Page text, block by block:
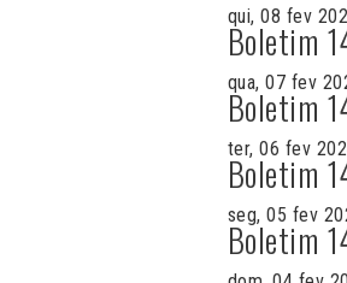
qui, 08 fev
Boletim
qua, 07 fev
Boletim
ter, 06 fev
Boletim
seg, 05 fev
Boletim